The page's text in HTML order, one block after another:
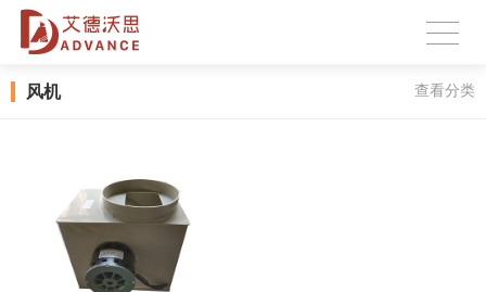
风机 查看分类